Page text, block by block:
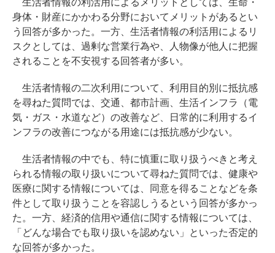
身体・財産にかかわる分野においてメリットがあるとい
う回答が多かった。一方、生活者情報の利活用によるリ
スクとしては、過剰な営業行為や、人物像が他人に把握
されることを不安視する回答者が多い。
生活者情報の二次利用について、利用目的別に抵抗感
を尋ねた質問では、交通、都市計画、生活インフラ（電
気・ガス・水道など）の改善など、日常的に利用するイ
ンフラの改善につながる用途には抵抗感が少ない。
生活者情報の中でも、特に慎重に取り扱うべきと考え
られる情報の取り扱いについて尋ねた質問では、健康や
医療に関する情報については、同意を得ることなどを条
件として取り扱うことを容認しうるという回答が多かっ
た。一方、経済的信用や通信に関する情報については、
「どんな場合でも取り扱いを認めない」といった否定的
な回答が多かった。